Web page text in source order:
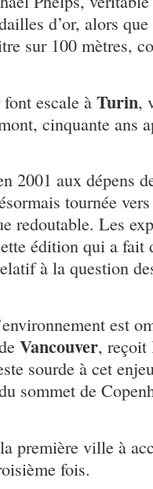
d’or, alors
sur 100 mètres,
escale à Turin,
cinquante ans
2001 aux dépens
tournée
redoutable. Les
édition qui a fait
à la question
est
Vancouver, reçoit
sourde à cet
sommet de
première ville à
fois.